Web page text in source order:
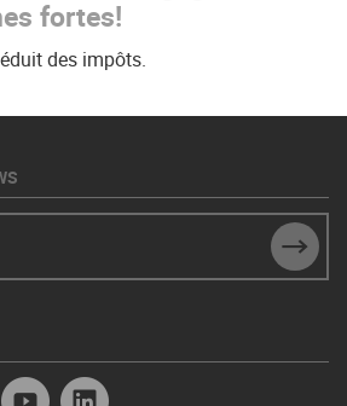
fortes!
des impôts.